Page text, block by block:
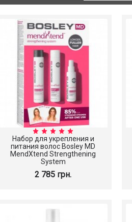
Набор для укрепления и
питания волос Bosley MD
MendXtend Strengthening
System
2 785 грн.